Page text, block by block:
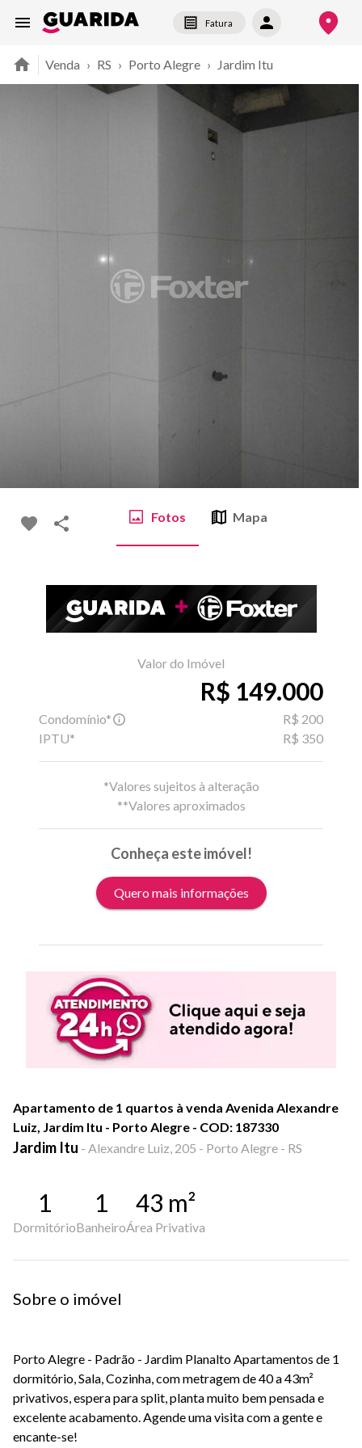
Fatura
Venda › RS › Porto Alegre › Jardim Itu
Fotos Mapa
Valor do Imóvel
R$ 149.000
Condomínio*
R$ 200
IPTU*
R$ 350
*Valores sujeitos à alteração
**Valores aproximados
Conheça este imóvel!
Quero mais informações
Apartamento de 1 quartos à venda Avenida Alexandre
Luiz, Jardim Itu - Porto Alegre - COD: 187330
Jardim Itu - Alexandre Luiz, 205 - Porto Alegre - RS
1
Dormitório
1
Banheiro
43 m²
Área Privativa
Sobre o imóvel
Porto Alegre - Padrão - Jardim Planalto Apartamentos de 1
dormitório, Sala, Cozinha, com metragem de 40 a 43m²
privativos, espera para split, planta muito bem pensada e
excelente acabamento. Agende uma visita com a gente e
encante-se!